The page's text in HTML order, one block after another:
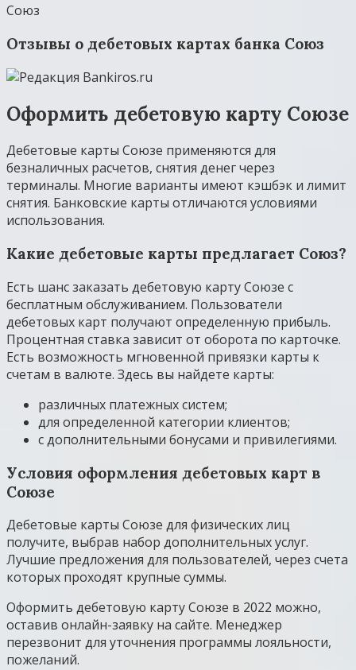
Союз
Отзывы о дебетовых картах банка Союз
Оформить дебетовую карту Союзе
Дебетовые карты Союзе применяются для
безналичных расчетов, снятия денег через
терминалы. Многие варианты имеют кэшбэк и лимит
снятия. Банковские карты отличаются условиями
использования.
Какие дебетовые карты предлагает Союз?
Есть шанс заказать дебетовую карту Союзе с
бесплатным обслуживанием. Пользователи
дебетовых карт получают определенную прибыль.
Процентная ставка зависит от оборота по карточке.
Есть возможность мгновенной привязки карты к
счетам в валюте. Здесь вы найдете карты:
различных платежных систем;
для определенной категории клиентов;
с дополнительными бонусами и привилегиями.
Условия оформления дебетовых карт в
Союзе
Дебетовые карты Союзе для физических лиц
получите, выбрав набор дополнительных услуг.
Лучшие предложения для пользователей, через счета
которых проходят крупные суммы.
Оформить дебетовую карту Союзе в 2022 можно,
оставив онлайн-заявку на сайте. Менеджер
перезвонит для уточнения программы лояльности,
пожеланий.